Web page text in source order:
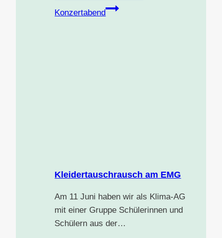
Konzertabend
Kleidertauschrausch am EMG
Am 11 Juni haben wir als Klima-AG
mit einer Gruppe Schülerinnen und
Schülern aus der…